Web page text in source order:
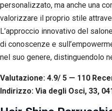
personalizzato, ma anche una
valorizzare il proprio stile
L’approccio innovativo del
di conoscenze e
nel suo genere, distinguendolo
Valutazione: 4.9/ 5 — 110 R
Indirizzo: Via degli Osci, 33,